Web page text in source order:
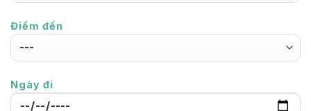
Điểm đến
Ngày đi